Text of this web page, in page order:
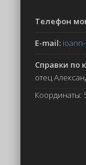
Телефон
E-mail:
Справки по
отец
Координаты: